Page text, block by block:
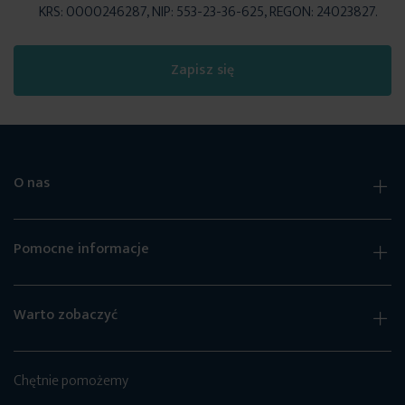
Zapisz się
KRS: 0000246287, NIP: 553-23-36-625, REGON: 24023827.
O nas
Pomocne informacje
Warto zobaczyć
Chętnie pomożemy